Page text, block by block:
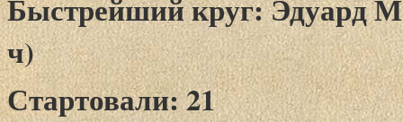
Быстрейший круг: Эдуард
ч)
Стартовали: 21